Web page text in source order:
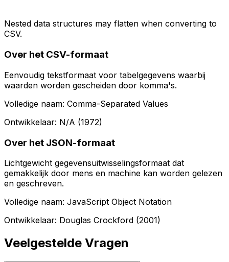
Nested data structures may flatten when converting to
CSV.
Over het CSV-formaat
Eenvoudig tekstformaat voor tabelgegevens waarbij
waarden worden gescheiden door komma's.
Volledige naam: Comma-Separated Values
Ontwikkelaar: N/A (1972)
Over het JSON-formaat
Lichtgewicht gegevensuitwisselingsformaat dat
gemakkelijk door mens en machine kan worden gelezen
en geschreven.
Volledige naam: JavaScript Object Notation
Ontwikkelaar: Douglas Crockford (2001)
Veelgestelde Vragen